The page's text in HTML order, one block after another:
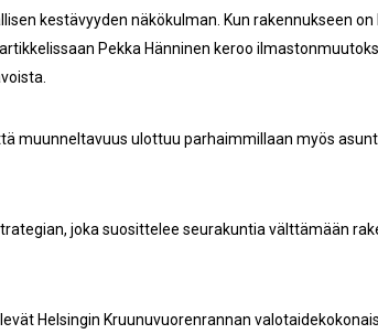
kestävyyden näkökulman. Kun rakennukseen on
Pekka Hänninen keroo
muunneltavuus ulottuu parhaimmillaan myös
joka suosittelee seurakuntia välttämään
Helsingin Kruunuvuorenrannan